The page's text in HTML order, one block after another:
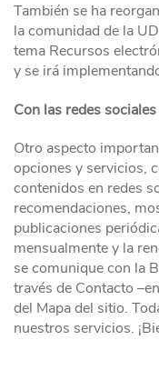
También se ha
la comunidad de la
tema Recursos
y se irá
Con las redes sociales
Otro aspecto
opciones y servicios,
contenidos en redes
recomendaciones,
publicaciones
mensualmente y la
se comunique con la
través de Contacto
del Mapa del sitio.
nuestros servicios.